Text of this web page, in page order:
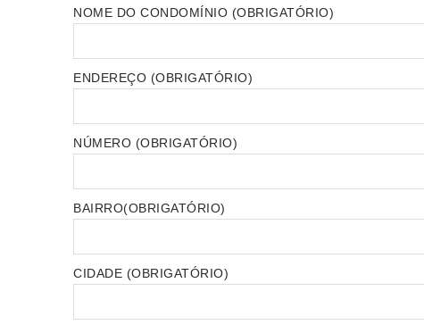
NOME DO CONDOMÍNIO (OBRIGATÓRIO)
ENDEREÇO (OBRIGATÓRIO)
NÚMERO (OBRIGATÓRIO)
BAIRRO(OBRIGATÓRIO)
CIDADE (OBRIGATÓRIO)